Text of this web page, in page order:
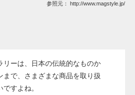
参照元： http://www.magstyle.jp/
リーは、日本の伝統的なものか
まで、さまざまな商品を取り扱
すよね。